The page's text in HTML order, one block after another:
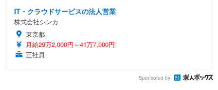
IT・クラウドサービスの法人営業
株式会社シンカ
東京都
月給29万2,000円～41万7,000円
正社員
Sponsored by